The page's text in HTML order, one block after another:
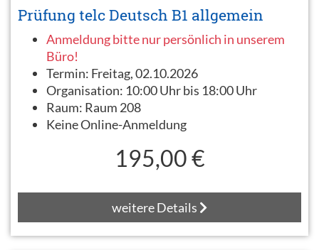
Prüfung telc Deutsch B1 allgemein
Anmeldung bitte nur persönlich in unserem
Büro!
Termin: Freitag, 02.10.2026
Organisation: 10:00 Uhr bis 18:00 Uhr
Raum: Raum 208
Keine Online-Anmeldung
195,00 €
weitere Details